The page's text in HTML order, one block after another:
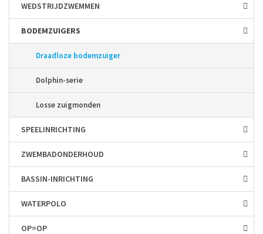
WEDSTRIJD­ZWEMMEN
BODEM­ZUIGERS
Draadloze bodemzuiger
Dolphin-serie
Losse zuigmonden
SPEEL­INRICHTING
ZWEMBAD­ONDERHOUD
BASSIN-INRICHTING
WATERPOLO
OP=OP